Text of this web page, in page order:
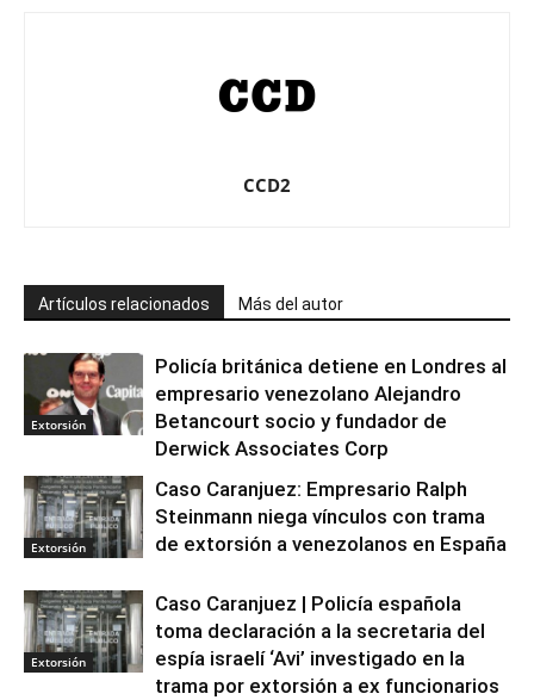
CCD2
Artículos relacionados Más del autor
Extorsión
Policía británica detiene en Londres al
empresario venezolano Alejandro
Betancourt socio y fundador de
Derwick Associates Corp
Extorsión
Caso Caranjuez: Empresario Ralph
Steinmann niega vínculos con trama
de extorsión a venezolanos en España
Extorsión
Caso Caranjuez | Policía española
toma declaración a la secretaria del
espía israelí ‘Avi’ investigado en la
trama por extorsión a ex funcionarios